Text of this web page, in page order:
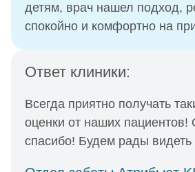
детям, врач нашел подход,
спокойно и комфортно на
Ответ клиники:
Всегда приятно получать
оценки от наших пациентов!
спасибо! Будем рады видеть